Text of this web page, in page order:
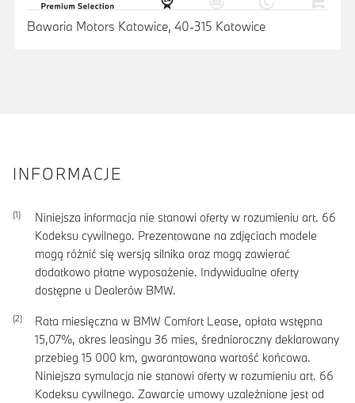
Bawaria Motors Katowice, 40-315 Katowice
INFORMACJE
Niniejsza informacja nie stanowi oferty w rozumieniu art. 66
Kodeksu cywilnego. Prezentowane na zdjęciach modele
mogą różnić się wersją silnika oraz mogą zawierać
dodatkowo płatne wyposażenie. Indywidualne oferty
dostępne u Dealerów BMW.
Rata miesięczna w BMW Comfort Lease, opłata wstępna
15,07%, okres leasingu 36 mies, średnioroczny deklarowany
przebieg 15 000 km, gwarantowana wartość końcowa.
Niniejsza symulacja nie stanowi oferty w rozumieniu art. 66
Kodeksu cywilnego. Zawarcie umowy uzależnione jest od